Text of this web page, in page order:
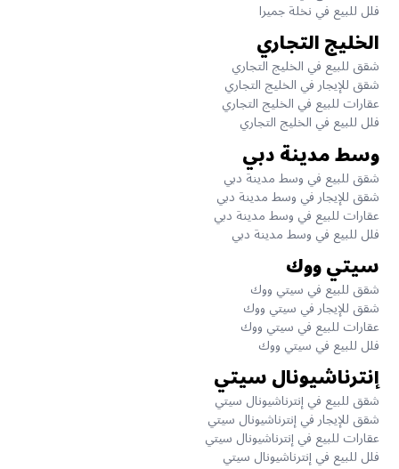
فلل للبيع في نخلة جميرا
الخليج التجاري
شقق للبيع في الخليج التجاري
شقق للإيجار في الخليج التجاري
عقارات للبيع في الخليج التجاري
فلل للبيع في الخليج التجاري
وسط مدينة دبي
شقق للبيع في وسط مدينة دبي
شقق للإيجار في وسط مدينة دبي
عقارات للبيع في وسط مدينة دبي
فلل للبيع في وسط مدينة دبي
سيتي ووك
شقق للبيع في سيتي ووك
شقق للإيجار في سيتي ووك
عقارات للبيع في سيتي ووك
فلل للبيع في سيتي ووك
إنترناشيونال سيتي
شقق للبيع في إنترناشيونال سيتي
شقق للإيجار في إنترناشيونال سيتي
عقارات للبيع في إنترناشيونال سيتي
فلل للبيع في إنترناشيونال سيتي